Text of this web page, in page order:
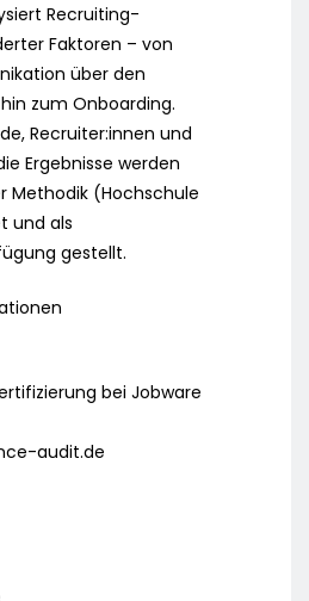
Recruiting-
Faktoren – von
über den
zum Onboarding.
Recruiter:innen und
Ergebnisse werden
Methodik (Hochschule
und als
gestellt.
bei Jobware
audit.de